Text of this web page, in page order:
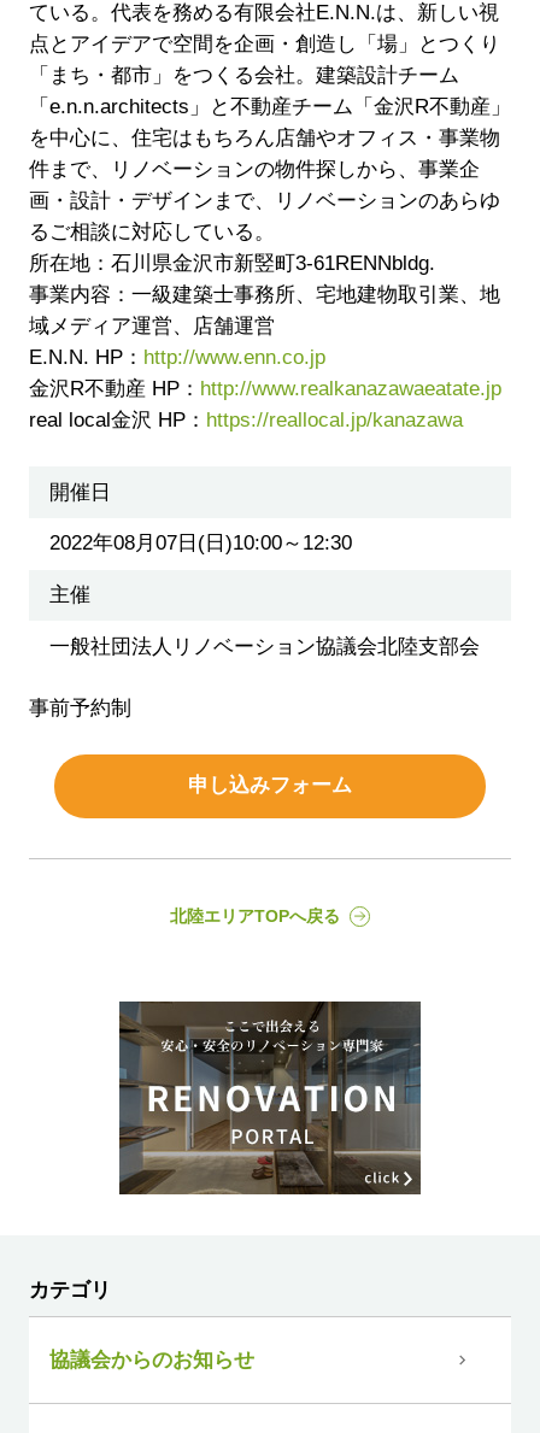
ている。代表を務める有限会社E.N.N.は、新しい視
点とアイデアで空間を企画・創造し「場」とつくり
「まち・都市」をつくる会社。建築設計チーム
「e.n.n.architects」と不動産チーム「金沢R不動産」
を中心に、住宅はもちろん店舗やオフィス・事業物
件まで、リノベーションの物件探しから、事業企
画・設計・デザインまで、リノベーションのあらゆ
るご相談に対応している。
所在地：石川県金沢市新竪町3-61RENNbldg.
事業内容：一級建築士事務所、宅地建物取引業、地
域メディア運営、店舗運営
E.N.N. HP： http://www.enn.co.jp
金沢R不動産 HP： http://www.realkanazawaeatate.jp
real local金沢 HP： https://reallocal.jp/kanazawa
開催日
2022年08月07日(日)10:00～12:30
主催
一般社団法人リノベーション協議会北陸支部会
事前予約制
申し込みフォーム
北陸エリアTOPへ戻る
カテゴリ
協議会からのお知らせ